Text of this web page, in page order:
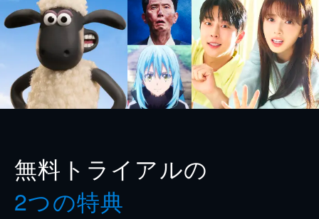
無料トライアルの
2つの特典